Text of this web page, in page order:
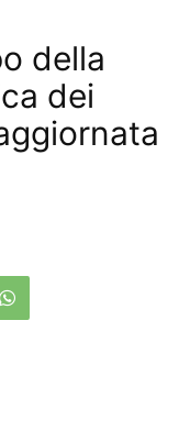
della
dei